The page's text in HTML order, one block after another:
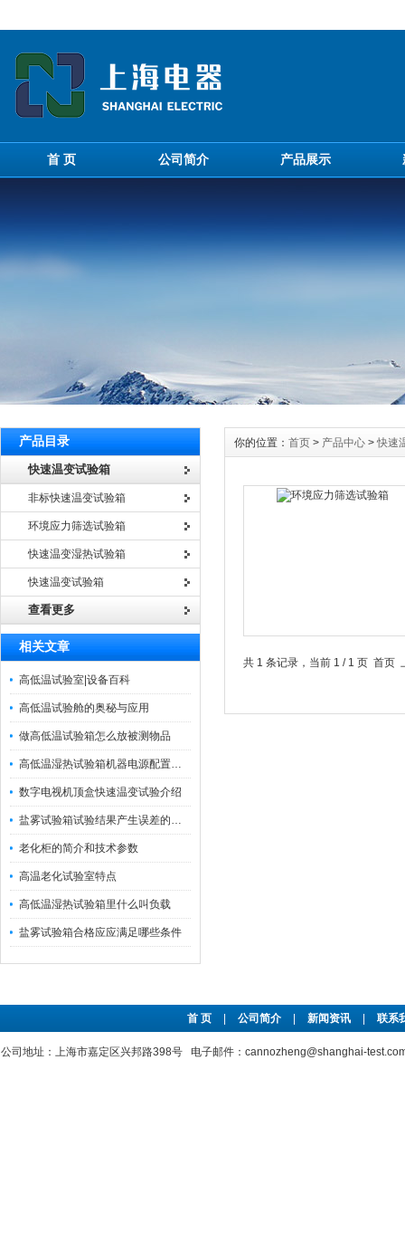
首 页 公司简介 产品展示
产品目录
快速温变试验箱
非标快速温变试验箱
环境应力筛选试验箱
快速温变湿热试验箱
快速温变试验箱
查看更多
相关文章
高低温试验室|设备百科
高低温试验舱的奥秘与应用
做高低温试验箱怎么放被测物品
高低温湿热试验箱机器电源配置及安装方法：
数字电视机顶盒快速温变试验介绍
盐雾试验箱试验结果产生误差的四大原因
老化柜的简介和技术参数
高温老化试验室特点
高低温湿热试验箱里什么叫负载
盐雾试验箱合格应应满足哪些条件
你的位置： 首页 > 产品中心 >快速
共 1 条记录，当前 1 / 1 页 首页
首 页 公司简介 新闻资讯 联系
公司地址：上海市嘉定区兴邦路398号 电子邮件：cannozheng@shanghai-